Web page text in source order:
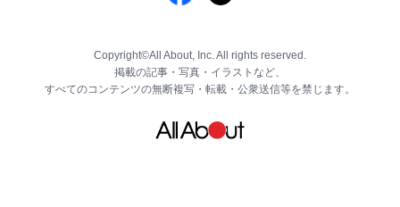
Copyright©All About, Inc. All rights reserved.
掲載の記事・写真・イラストなど、
すべてのコンテンツの無断複写・転載・公衆送信等を禁じます。